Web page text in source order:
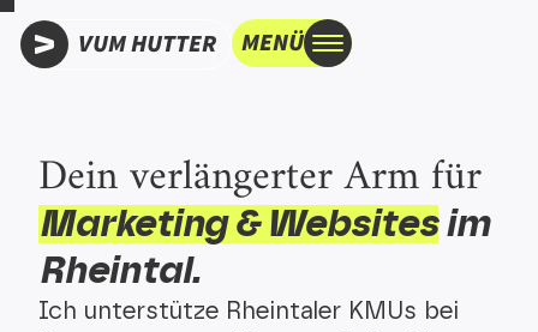
VUM HUTTER MENÜ
Dein verlän­gerter Arm für
Marke­ting & Websitesim
Rheintal.
Ich unterstütze Rheintaler KMUs bei